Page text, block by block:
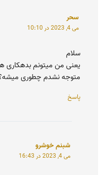
سحر
می 4, 2023 در 10:10
سلام
یعنی من میتونم بدهکاری
متوجه نشدم چطوری
پاسخ
شبنم خوشرو
می 4, 2023 در 16:43